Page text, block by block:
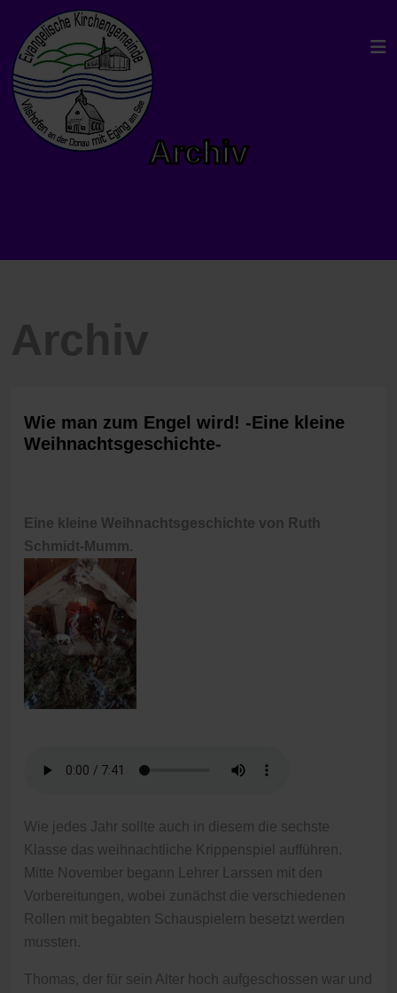
Archiv
Archiv
Wie man zum Engel wird! -Eine kleine
Weihnachtsgeschichte-
Eine kleine Weihnachtsgeschichte von Ruth
Schmidt-Mumm.
Wie jedes Jahr sollte auch in diesem die sechste
Klasse das weihnachtliche Krippenspiel aufführen.
Mitte November begann Lehrer Larssen mit den
Vorbereitungen, wobei zunächst die verschiedenen
Rollen mit begabten Schauspielern besetzt werden
mussten.
Thomas, der für sein Alter hoch aufgeschossen war und